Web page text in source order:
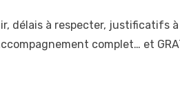
délais à respecter, justificatifs à
complet… et